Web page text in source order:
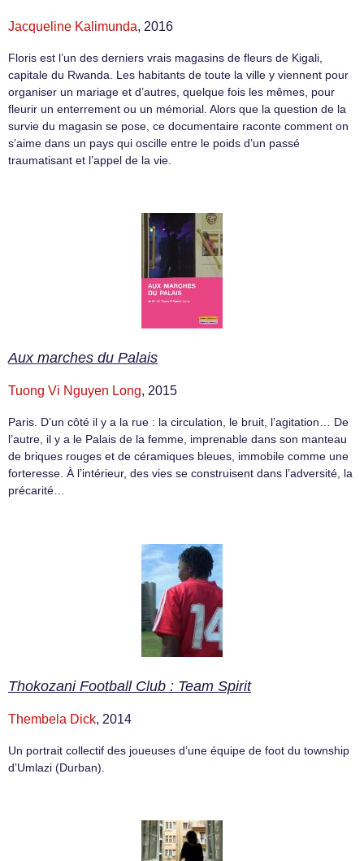
Jacqueline Kalimunda, 2016
Floris est l’un des derniers vrais magasins de fleurs de Kigali,
capitale du Rwanda. Les habitants de toute la ville y viennent pour
organiser un mariage et d’autres, quelque fois les mêmes, pour
fleurir un enterrement ou un mémorial. Alors que la question de la
survie du magasin se pose, ce documentaire raconte comment on
s’aime dans un pays qui oscille entre le poids d’un passé
traumatisant et l’appel de la vie.
Aux marches du Palais
Tuong Vi Nguyen Long, 2015
Paris. D’un côté il y a la rue : la circulation, le bruit, l’agitation… De
l’autre, il y a le Palais de la femme, imprenable dans son manteau
de briques rouges et de céramiques bleues, immobile comme une
forteresse. À l’intérieur, des vies se construisent dans l’adversité, la
précarité…
Thokozani Football Club : Team Spirit
Thembela Dick, 2014
Un portrait collectif des joueuses d’une équipe de foot du township
d’Umlazi (Durban).